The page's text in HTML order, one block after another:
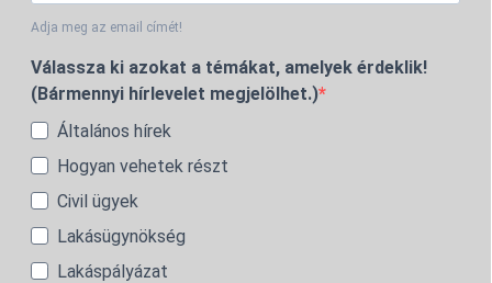
Adja meg az email címét!
Válassza ki azokat a témákat, amelyek érdeklik!
(Bármennyi hírlevelet megjelölhet.)
Általános hírek
Hogyan vehetek részt
Civil ügyek
Lakásügynökség
Lakáspályázat